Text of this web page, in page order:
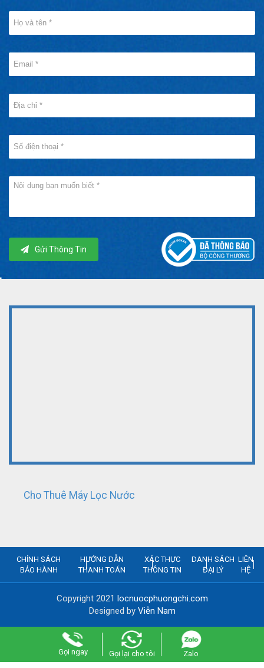
Gửi Thông Tin
Cho Thuê Máy Lọc Nước
CHÍNH SÁCH
BẢO HÀNH
HƯỚNG DẪN
THANH TOÁN
XÁC THỰC
THÔNG TIN
DANH SÁCH
ĐẠI LÝ
LIÊN
HỆ
Copyright 2021 locnuocphuongchi.com
Designed by Viễn Nam
Gọi ngay Gọi lại cho tôi Zalo